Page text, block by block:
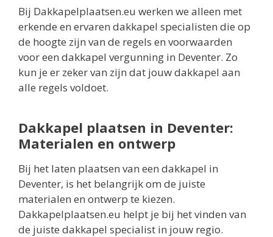
Bij Dakkapelplaatsen.eu werken we alleen met
erkende en ervaren dakkapel specialisten die op
de hoogte zijn van de regels en voorwaarden
voor een dakkapel vergunning in Deventer. Zo
kun je er zeker van zijn dat jouw dakkapel aan
alle regels voldoet.
Dakkapel plaatsen in Deventer:
Materialen en ontwerp
Bij het laten plaatsen van een dakkapel in
Deventer, is het belangrijk om de juiste
materialen en ontwerp te kiezen.
Dakkapelplaatsen.eu helpt je bij het vinden van
de juiste dakkapel specialist in jouw regio.